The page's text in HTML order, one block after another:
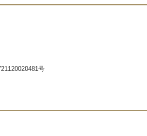
号